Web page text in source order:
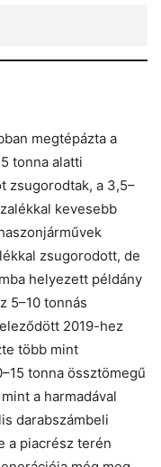
megtépázta a
tonna alatti
zsugorodtak, a 3,5–
kevesebb
zsugorodott, de
helyezett példány
5–10 tonnás
2019-hez
több mint
tonna össztömegű
a harmadával
darabszámbeli
a piacrész terén